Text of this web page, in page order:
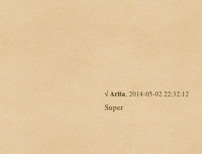
√ Arita, 2014-05-02 22:32:12
Super